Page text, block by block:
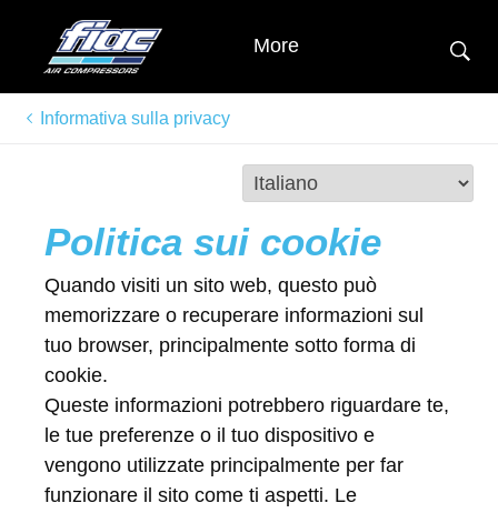
More
Informativa sulla privacy
Politica sui cookie
Quando visiti un sito web, questo può
memorizzare o recuperare informazioni sul
tuo browser, principalmente sotto forma di
cookie.
Queste informazioni potrebbero riguardare te,
le tue preferenze o il tuo dispositivo e
vengono utilizzate principalmente per far
funzionare il sito come ti aspetti. Le